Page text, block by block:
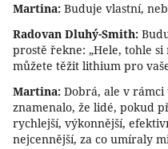
Martina: Buduje vlastní,
Radovan Dluhý-Smith:
prostě řekne: „Hele, tohle
můžete těžit lithium pro
Martina: Dobrá, ale v
znamenalo, že lidé, pokud
rychlejší, výkonnější,
nejcennější, za co umíraly